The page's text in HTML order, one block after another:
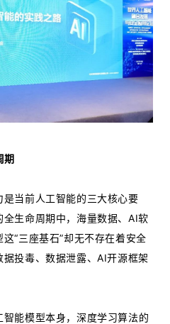
期
当前人工智能的三大核心要
生命周期中，海量数据、AI软
“三座基石”却无不存在着安全
投毒、数据泄露、AI开源框架
能模型本身，深度学习算法的